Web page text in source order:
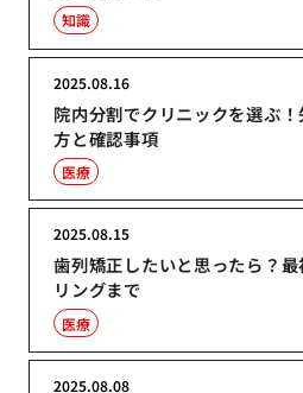
知識
院内分割でクリニックを選ぶ
方と確認事項
2025.08.16
医療
歯列矯正したいと思ったら？
リングまで
2025.08.15
医療
2025.08.08